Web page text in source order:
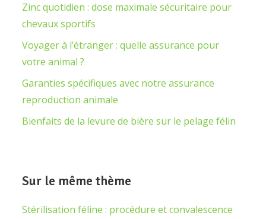
Zinc quotidien : dose maximale sécuritaire pour
chevaux sportifs
Voyager à l’étranger : quelle assurance pour
votre animal ?
Garanties spécifiques avec notre assurance
reproduction animale
Bienfaits de la levure de bière sur le pelage félin
Sur le même thème
Stérilisation féline : procédure et convalescence